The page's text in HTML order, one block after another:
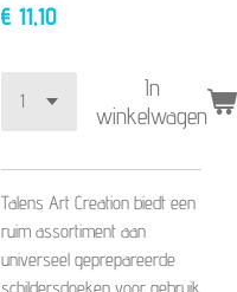
€ 11,10
In
winkelwagen
Talens Art Creation biedt een
ruim assortiment aan
universeel geprepareerde